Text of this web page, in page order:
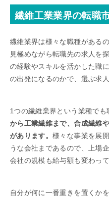
繊維工業業界の転職
繊維業界は様々な職種がある
見極めながら転職先の求人を
の経験やスキルを活かした職
の出発になるのかで、選ぶ求
1つの繊維業界という業種でも
から工業繊維まで、合成繊維
があります。様々な事業を展
うな会社まであるので、上場
会社の規模も給与額も変わって
自分が何に一番重きを置くか